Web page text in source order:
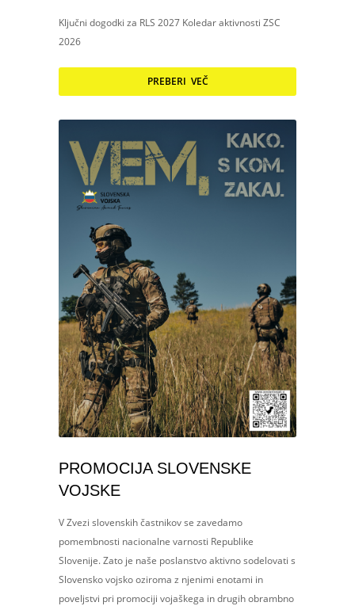
Ključni dogodki za RLS 2027 Koledar aktivnosti ZSC
2026
PREBERI VEČ
PROMOCIJA SLOVENSKE
VOJSKE
V Zvezi slovenskih častnikov se zavedamo
pomembnosti nacionalne varnosti Republike
Slovenije. Zato je naše poslanstvo aktivno sodelovati s
Slovensko vojsko oziroma z njenimi enotami in
poveljstvi pri promociji vojaškega in drugih obrambno